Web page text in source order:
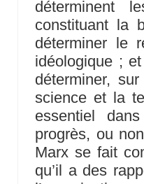
déterminent
constituant la
déterminer le
idéologique ;
déterminer,
science et la
essentiel
progrès, ou
Marx se fait
qu’il a des